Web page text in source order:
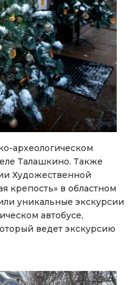
археологическом
Талашкино. Также
Художественной
крепость» в областном
уникальные экскурсии
автобусе,
ведет экскурсию